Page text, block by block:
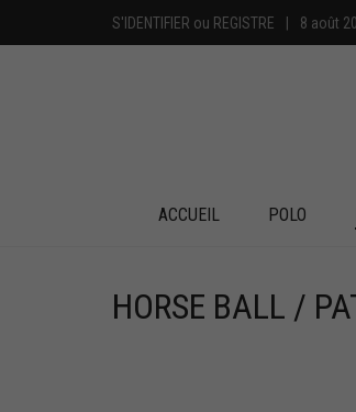
S'IDENTIFIER ou REGISTRE | 8 août
ACCUEIL POLO
HORSE BALL /